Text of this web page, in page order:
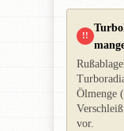
!!
Ölmenge
vor.